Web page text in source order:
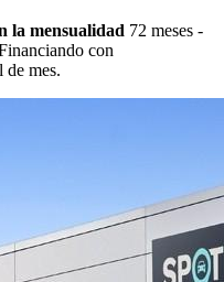
la mensualidad 72 meses -
con
mes.